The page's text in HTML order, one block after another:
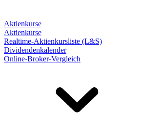
Aktienkurse
Aktienkurse
Realtime-Aktienkursliste (L&S)
Dividendenkalender
Online-Broker-Vergleich